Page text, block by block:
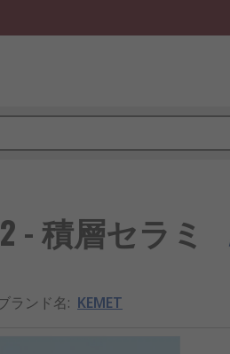
- 積層セラミ
ランド名: KEMET